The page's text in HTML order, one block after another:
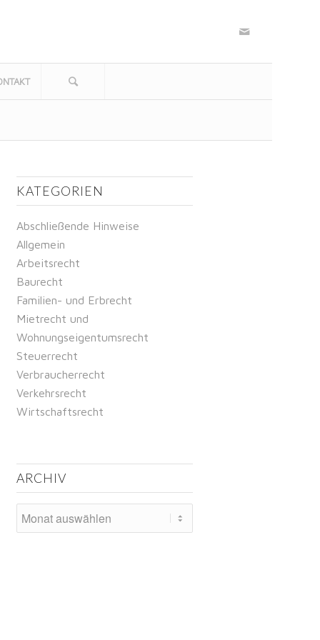
KATEGORIEN
Abschließende Hinweise
Allgemein
Arbeitsrecht
Baurecht
Familien- und Erbrecht
Mietrecht und
Wohnungseigentumsrecht
Steuerrecht
Verbraucherrecht
Verkehrsrecht
Wirtschaftsrecht
ARCHIV